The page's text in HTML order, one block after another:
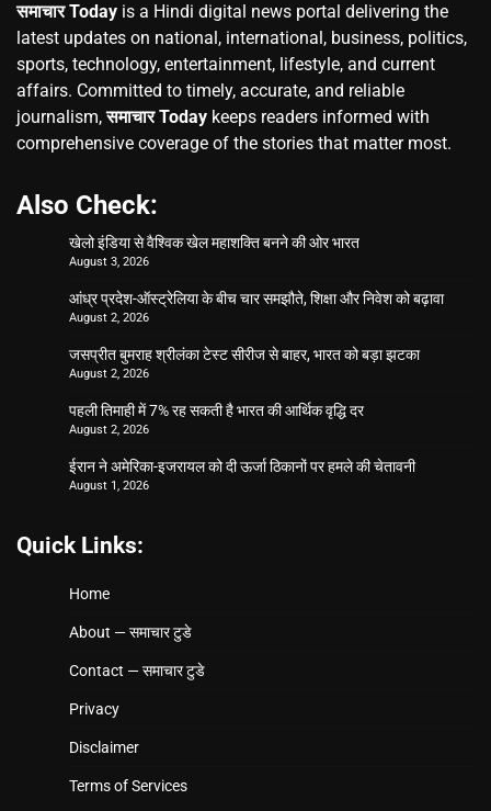
समाचार Today is a Hindi digital news portal delivering the
latest updates on national, international, business, politics,
sports, technology, entertainment, lifestyle, and current
affairs. Committed to timely, accurate, and reliable
journalism,समाचार Today keeps readers informed with
comprehensive coverage of the stories that matter most.
Also Check:
खेलो इंडिया से वैश्विक खेल महाशक्ति बनने की ओर भारत
August 3, 2026
आंध्र प्रदेश-ऑस्ट्रेलिया के बीच चार समझौते, शिक्षा और निवेश को बढ़ावा
August 2, 2026
जसप्रीत बुमराह श्रीलंका टेस्ट सीरीज से बाहर, भारत को बड़ा झटका
August 2, 2026
पहली तिमाही में 7% रह सकती है भारत की आर्थिक वृद्धि दर
August 2, 2026
ईरान ने अमेरिका-इजरायल को दी ऊर्जा ठिकानों पर हमले की चेतावनी
August 1, 2026
Quick Links:
Home
About — समाचार टुडे
Contact — समाचार टुडे
Privacy
Disclaimer
Terms of Services